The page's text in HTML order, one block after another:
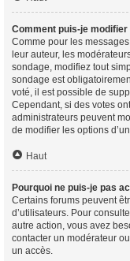
Comment puis-je
Comme pour les
leur auteur, les
sondage, modifiez tout
sondage est
voté, il est possible de
Cependant, si des votes
administrateurs peuvent
de modifier les options
Haut
Pourquoi ne puis-je pas
Certains forums peuvent
d’utilisateurs. Pour
autre action, vous avez
contacter un modérateur
un accès.